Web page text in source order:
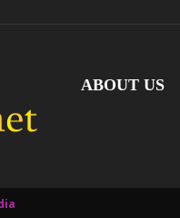
ABOUT US